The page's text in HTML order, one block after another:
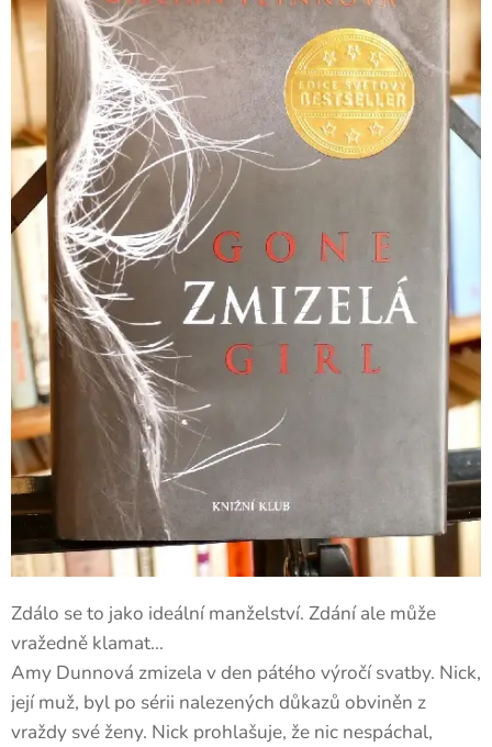
Zdálo se to jako ideální manželství. Zdání ale může
vražedně klamat...
Amy Dunnová zmizela v den pátého výročí svatby. Nick,
její muž, byl po sérii nalezených důkazů obviněn z
vraždy své ženy. Nick prohlašuje, že nic nespáchal,